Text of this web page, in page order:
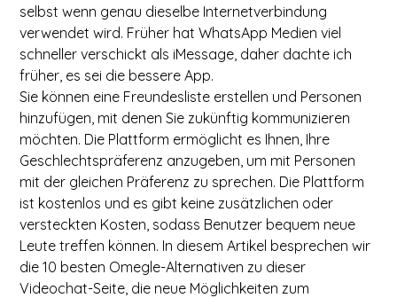
selbst wenn genau dieselbe Internetverbindung
verwendet wird. Früher hat WhatsApp Medien viel
schneller verschickt als iMessage, daher dachte ich
früher, es sei die bessere App.
Sie können eine Freundesliste erstellen und Personen
hinzufügen, mit denen Sie zukünftig kommunizieren
möchten. Die Plattform ermöglicht es Ihnen, Ihre
Geschlechtspräferenz anzugeben, um mit Personen
mit der gleichen Präferenz zu sprechen. Die Plattform
ist kostenlos und es gibt keine zusätzlichen oder
versteckten Kosten, sodass Benutzer bequem neue
Leute treffen können. In diesem Artikel besprechen wir
die 10 besten Omegle-Alternativen zu dieser
Videochat-Seite, die neue Möglichkeiten zum